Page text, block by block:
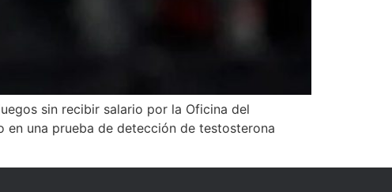
sin recibir salario por la Oficina del
en una prueba de detección de testosterona